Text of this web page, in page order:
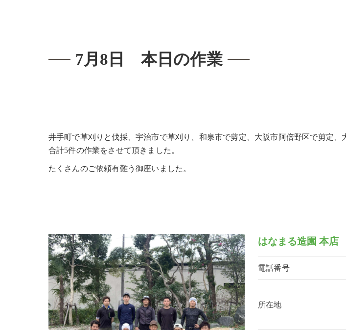
7月8日 本日の作業
井手町で草刈りと伐採、宇治市で草刈り、和泉市で剪定、大阪市阿倍野区で剪定、
合計5件の作業をさせて頂きました。
たくさんのご依頼有難う御座いました。
はなまる造園 本店
電話番号
所在地